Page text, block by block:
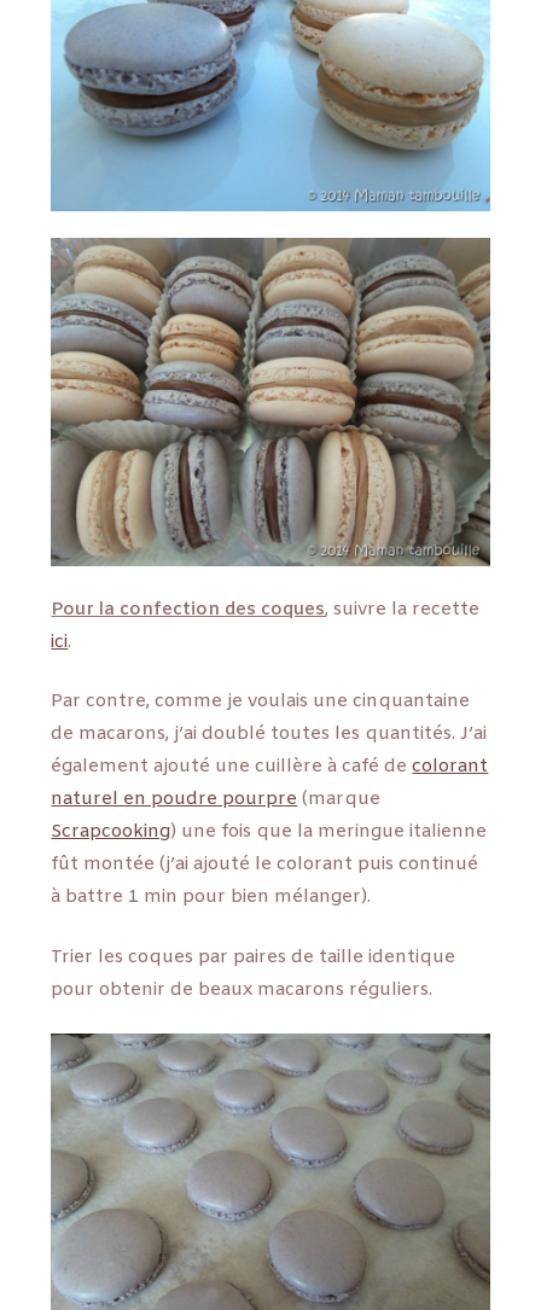
Pour la confection des coques, suivre la recette
ici.
Par contre, comme je voulais une cinquantaine
de macarons, j’ai doublé toutes les quantités. J’ai
également ajouté une cuillère à café decolorant
naturel en poudre pourpre(marque
Scrapcooking) une fois que la meringue italienne
fût montée (j’ai ajouté le colorant puis continué
à battre 1 min pour bien mélanger).
Trier les coques par paires de taille identique
pour obtenir de beaux macarons réguliers.